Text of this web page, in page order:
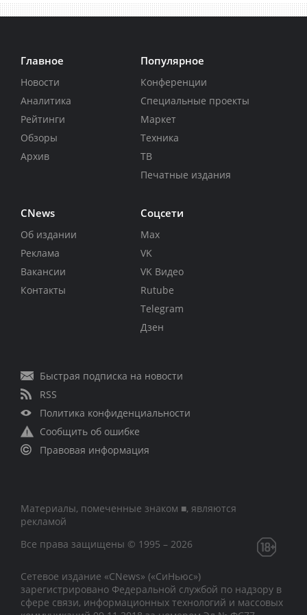
Главное
Новости
Аналитика
Рейтинги
Обзоры
Архив
Популярное
Конференции
Специальные проекты
Маркет
Техника
ТВ
Печатные издания
CNews
Об издании
Реклама
Вакансии
Контакты
Соцсети
Max
VK
VK Видео
Rutube
Telegram
Дзен
Быстрая подписка на новости
RSS
Политика конфиденциальности
Сообщить об ошибке
Правовая информация
Материалы, помеченные знаком ■, являются
рекламой
Все права защищены © 1995 – 2026
Сетевое издание «CNews» («СиНьюс»)
зарегистрировано Федеральной службой по надзору в
сфере связи, информационных технологий и массовых